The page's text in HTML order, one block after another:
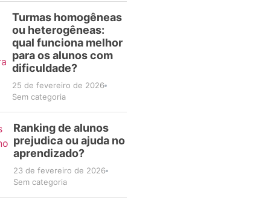
Turmas homogêneas
ou heterogêneas:
qual funciona melhor
para os alunos com
dificuldade?
25 de fevereiro de 2026
Sem categoria
Ranking de alunos
prejudica ou ajuda no
aprendizado?
23 de fevereiro de 2026
Sem categoria